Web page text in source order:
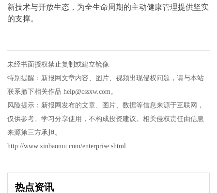
新技术与开放生态，为全生命周期的主动健康管理提供坚实
的支撑。
未经书面授权禁止复制或建立镜像
特别提醒：新报网文章内容、图片、视频出现侵权问题，请与本站
联系撤下相关作品 help@cssxw.com。
风险提示：新报网发布的文章、图片、数据等信息来源于互联网，
仅供参考、学习分享使用，不构成投资建议。相关侵权责任由信息
来源第三方承担。
http://www.xinbaomu.com/enterprise.shtml
热点资讯